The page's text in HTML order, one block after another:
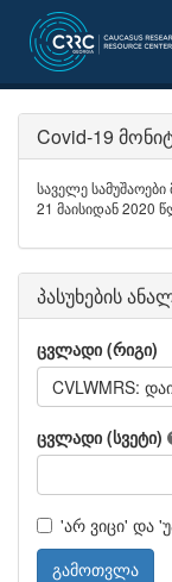
Covid-19
საველე
21 მაისიდან 2020
პასუხების
ცვლადი (რიგი)
ცვლადი (სვეტი)
'არ ვიცი' და
გამოთვლა